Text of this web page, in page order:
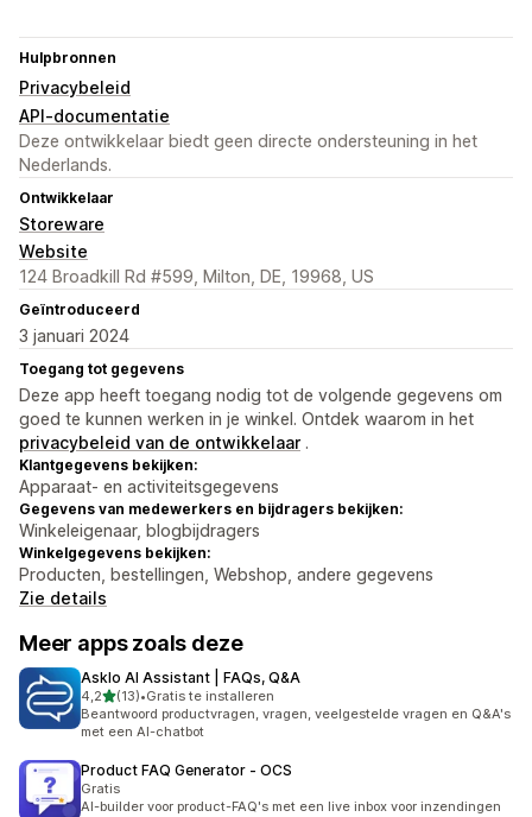
Hulpbronnen
Privacybeleid
API-documentatie
Deze ontwikkelaar biedt geen directe ondersteuning in het
Nederlands.
Ontwikkelaar
Storeware
Website
124 Broadkill Rd #599, Milton, DE, 19968, US
Geïntroduceerd
3 januari 2024
Toegang tot gegevens
Deze app heeft toegang nodig tot de volgende gegevens om
goed te kunnen werken in je winkel. Ontdek waarom in het
privacybeleid van de ontwikkelaar .
Klantgegevens bekijken:
Apparaat- en activiteitsgegevens
Gegevens van medewerkers en bijdragers bekijken:
Winkeleigenaar, blogbijdragers
Winkelgegevens bekijken:
Producten, bestellingen, Webshop, andere gegevens
Zie details
Meer apps zoals deze
Asklo AI Assistant | FAQs, Q&A
4,2van 5 sterren
(13)
13 recensies in totaal
•Gratis te installeren
Beantwoord productvragen, vragen, veelgestelde vragen en Q&A's
met een AI-chatbot
Product FAQ Generator ‑ OCS
Gratis
AI-builder voor product-FAQ's met een live inbox voor inzendingen